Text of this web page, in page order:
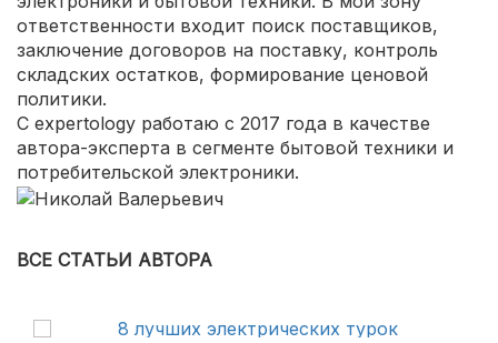
ответственности входит поиск поставщиков,
заключение договоров на поставку, контроль
складских остатков, формирование ценовой
политики.
С expertology работаю с 2017 года в качестве
автора-эксперта в сегменте бытовой техники и
потребительской электроники.
ВСЕ СТАТЬИ АВТОРА